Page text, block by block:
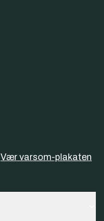
Vær varsom-plakaten